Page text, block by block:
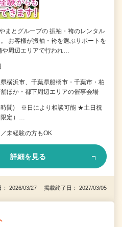
まとグループの 振袖・袴のレンタル
お客様が振袖・袴を選ぶサポートを
周辺エリアで行われ…
横浜市、千葉県船橋市・千葉市・柏
ほか・都下周辺エリアの催事会場
時間) ※日により相談可能 ★土日祝
限定）…
未経験の方もOK
詳細を見る
： 2026/03/27 掲載終了日： 2027/03/05